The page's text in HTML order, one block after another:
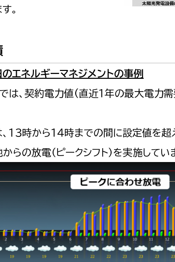
。
エネルギーマネジメントの事例
は、契約電力値(直近１年の最大電力
１３時から１４時までの間に設定値を
らの放電（ピークシフト）を実施してい